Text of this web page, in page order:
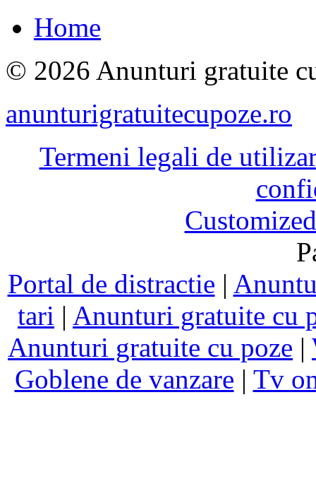
Home
© 2026 Anunturi gratuite
anunturigratuitecupoze.ro
Termeni legali de
Portal de distractie |
tari | Anunturi gratuite cu
Anunturi gratuite cu poze |
Goblene de vanzare | Tv